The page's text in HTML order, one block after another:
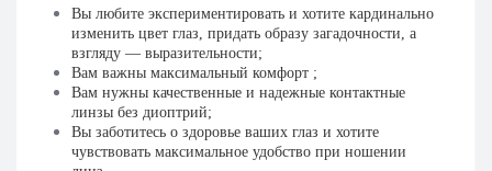
Вы любите экспериментировать и хотите кардинально
изменить цвет глаз, придать образу загадочности, а
взгляду — выразительности;
Вам важны максимальный комфорт ;
Вам нужны качественные и надежные контактные
линзы без диоптрий;
Вы заботитесь о здоровье ваших глаз и хотите
чувствовать максимальное удобство при ношении